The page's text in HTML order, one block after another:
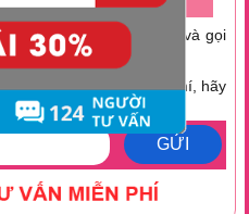
hãy nhấc máy lên và gọi
muốn tiết kiệm chi phí, hãy
GỬI